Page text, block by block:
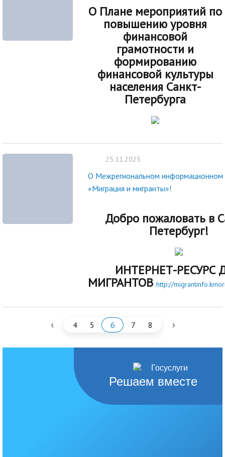
О Плане мероприятий по
повышению уровня
финансовой
грамотности и
формированию
финансовой культуры
населения Санкт-
Петербурга
25.11.2025
О Межрегиональном информационном
«Миграция и мигранты»!
Добро пожаловать в
Петербург!
ИНТЕРНЕТ-РЕСУРС
МИГРАНТОВ http://
‹ 4 5 6 7 8 ›
Решаем вместе